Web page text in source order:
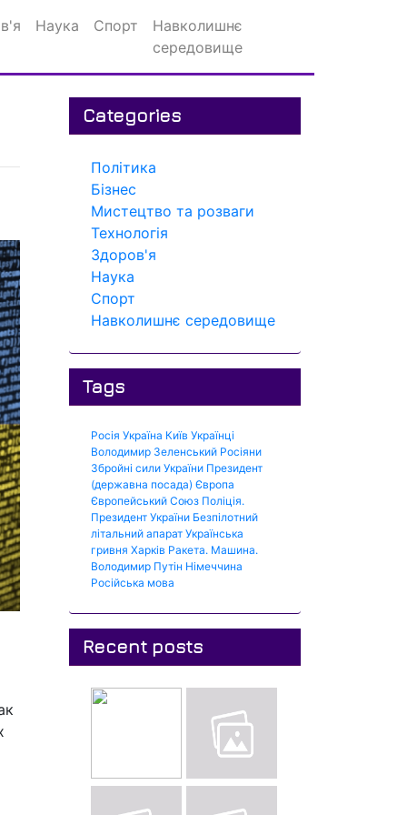
Наука Спорт
Навколишнє
середовище
Categories
Політика
Бізнес
Мистецтво та розваги
Технологія
Здоров'я
Наука
Спорт
Навколишнє середовище
Tags
Росія Україна Київ Українці
Володимир Зеленський Росіяни
Збройні сили України Президент
(державна посада) Європа
Європейський Союз Поліція.
Президент України Безпілотний
літальний апарат Українська
гривня Харків Ракета. Машина.
Володимир Путін Німеччина
Російська мова
Recent posts